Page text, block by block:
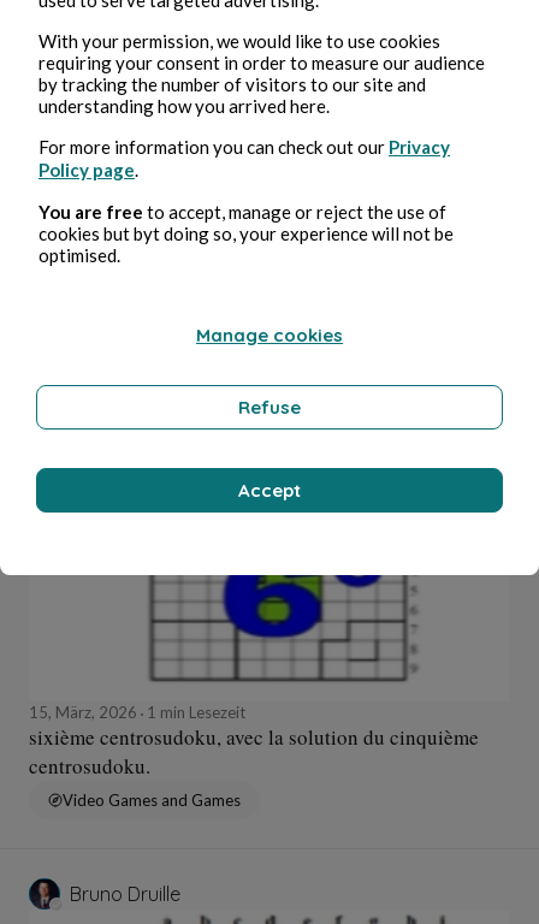
Bruno Druille
29, März, 2026
15, März, 2026 1 min Lesezeit
sixième centrosudoku, avec la solution du cinquième
centrosudoku.
Video Games and Games
Bruno Druille
With your permission, we would like to use cookies
requiring your consent in order to measure our audience
by tracking the number of visitors to our site and
understanding how you arrived here.
For more information you can check out our Privacy
Policy page
You are free to accept, manage or reject the use of
cookies but byt doing so, your experience will not be
optimised.
Manage cookies
Refuse
Accept